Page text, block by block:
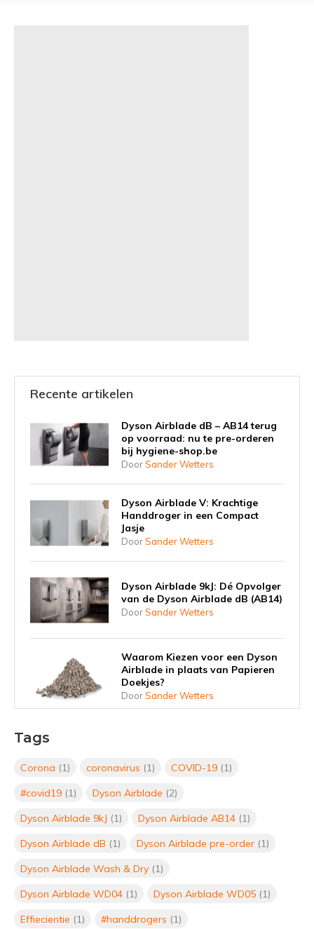
Recente artikelen
Dyson Airblade dB – AB14 terug
op voorraad: nu te pre-orderen
bij hygiene-shop.be
DoorSander Wetters
Dyson Airblade V: Krachtige
Handdroger in een Compact
Jasje
DoorSander Wetters
Dyson Airblade 9kJ: Dé Opvolger
van de Dyson Airblade dB (AB14)
DoorSander Wetters
Waarom Kiezen voor een Dyson
Airblade in plaats van Papieren
Doekjes?
DoorSander Wetters
DoorSander Wetters
Efficiënt, Duurzaam en
DoorSander Wetters
Op zoek naar de Beste
Handdroger van 2024: Een Gids
voor Hygiëne en Efficiëntie
Tags
Corona (1) coronavirus (1) COVID-19 (1)
#covid19 (1) Dyson Airblade (2)
Dyson Airblade 9kJ (1) Dyson Airblade AB14 (1)
Dyson Airblade dB (1) Dyson Airblade pre-order (1)
Dyson Airblade Wash & Dry (1)
Dyson Airblade WD04 (1) Dyson Airblade WD05 (1)
Effiecientie (1) #handdrogers (1)